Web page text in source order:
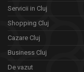
Servicii in Cluj
Shopping Cluj
Cazare Cluj
Business Cluj
De vazut